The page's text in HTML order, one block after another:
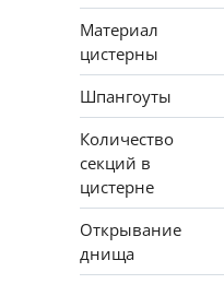
Материал
цистерны
Шпангоуты
Количество
секций в
цистерне
Открывание
днища